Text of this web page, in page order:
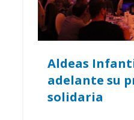
Aldeas
adelante su
solidaria